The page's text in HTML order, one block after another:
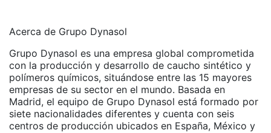
Acerca de Grupo Dynasol
Grupo Dynasol es una empresa global comprometida
con la producción y desarrollo de caucho sintético y
polímeros químicos, situándose entre las 15 mayores
empresas de su sector en el mundo. Basada en
Madrid, el equipo de Grupo Dynasol está formado por
siete nacionalidades diferentes y cuenta con seis
centros de producción ubicados en España, México y